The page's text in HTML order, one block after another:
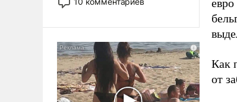
отменяя традиционное
ударами судьбы, брать на себя
ответственность, помогать
слабым, идти вперед и
адаптироваться.
Как
от